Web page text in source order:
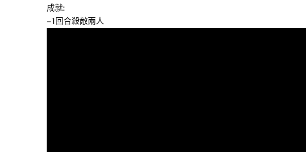
成就:
– 1回合殺敵兩人